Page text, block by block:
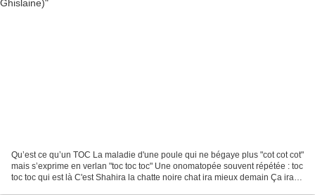
Qu’est ce qu’un TOC La maladie d'une poule qui ne bégaye plus "cot cot cot"
mais s’exprime en verlan "toc toc toc" Une onomatopée souvent répétée : toc
toc toc qui est là C'est Shahira la chatte noire chat ira mieux demain Ça ira